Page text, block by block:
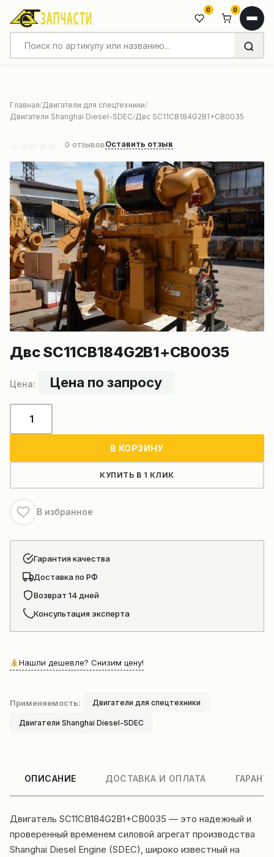
0 0
Главная Двигатели для спецтехники
Двигатели Shanghai Diesel-SDEC Двс SC11CB184G2B1+CB0035
0 отзывовОставить отзыв
Двс SC11CB184G2B1+CB0035
Цена по запросу
товара
В КОРЗИНУ
КУПИТЬ В 1 КЛИК
В избранное
Гарантия качества
Доставка по РФ
Возврат 14 дней
Консультация эксперта
Нашли дешевле? Снизим цену!
Применяемость: Двигатели для спецтехники
Двигатели Shanghai Diesel-SDEC
ОПИСАНИЕ ДОСТАВКА И ОПЛАТА
Двигатель SC11CB184G2B1+CB0035 — это надежный и
проверенный временем силовой агрегат производства
Shanghai Diesel Engine (SDEC), широко известный на